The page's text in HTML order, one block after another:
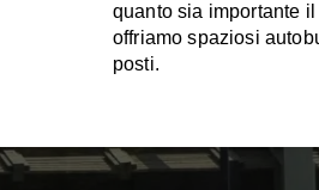
quanto sia importante
offriamo spaziosi
posti.